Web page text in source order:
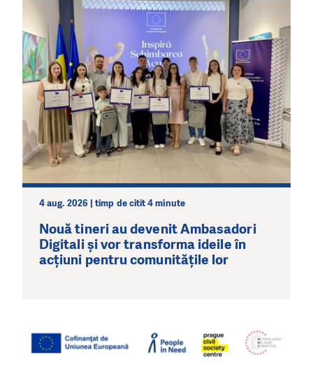
4 aug. 2026 | timp de citit 4 minute
Nouă tineri au devenit Ambasadori
Digitali și vor transforma ideile în
acțiuni pentru comunitățile lor